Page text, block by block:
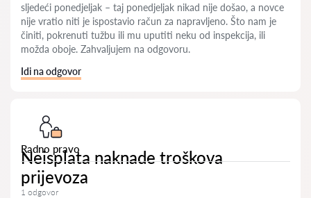
sljedeći ponedjeljak – taj ponedjeljak nikad nije došao, a novce
nije vratio niti je ispostavio račun za napravljeno. Što nam je
činiti, pokrenuti tužbu ili mu uputiti neku od inspekcija, ili
možda oboje. Zahvaljujem na odgovoru.
Idi na odgovor
Radno pravo
Neisplata naknade troškova
prijevoza
1 odgovor